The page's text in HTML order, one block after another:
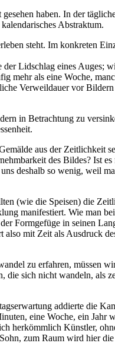
haben. In der
Abstraktum.
steht. Im konkreten
Lidschlag eines Auges;
mehr als eine Woche,
Verweildauer vor
in Betrachtung zu
aus der Zeitlichkeit
des Bildes? Ist
deshalb so wenig, weil
(wie die Speisen) die
manifestiert. Wie man
Formgefüge in seinen
also mit Zeit als Ausdruck
zu erfahren, müssen
die sich nicht wandeln, als
addierte die
eine Woche, ein Jahr
herkömmlich Künstler,
zum Raum wird hier